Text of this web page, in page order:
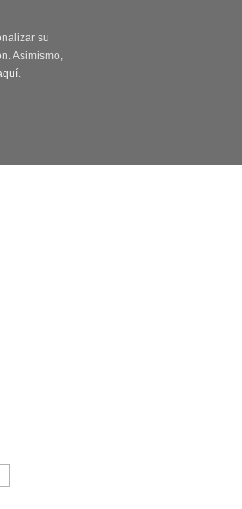
su
Asimismo,
.